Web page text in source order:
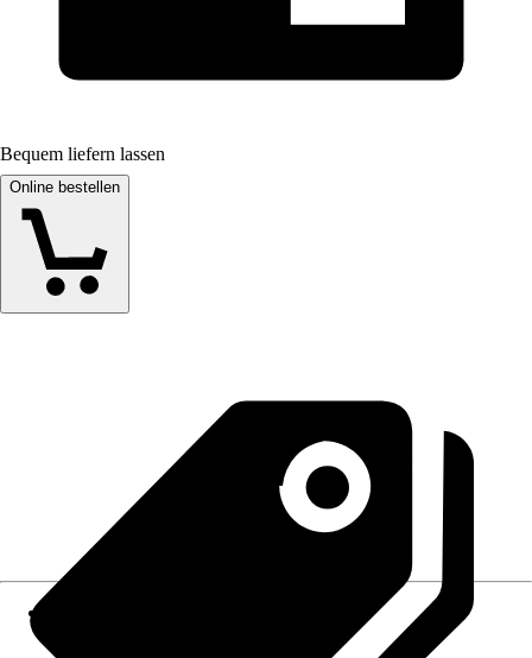
Bequem liefern lassen
Online bestellen